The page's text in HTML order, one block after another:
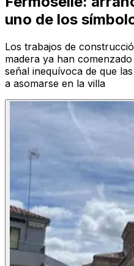
uno de los
Los trabajos de
madera ya han
señal inequívoca de que
a asomarse en la villa